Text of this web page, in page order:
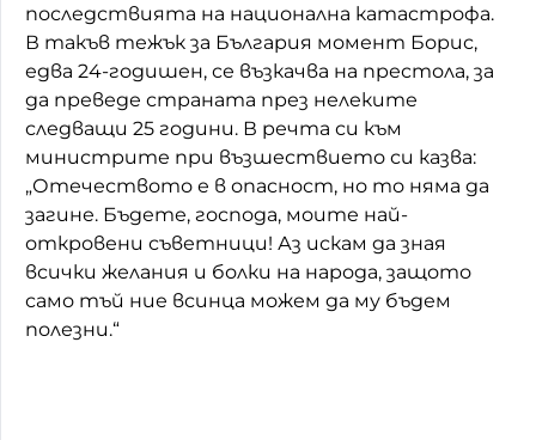
последствията на национална катастрофа.
В такъв тежък за България момент Борис,
едва 24-годишен, се възкачва на престола, за
да преведе страната през нелеките
следващи 25 години. В речта си към
министрите при възшествието си казва:
„Отечеството е в опасност, но то няма да
загине. Бъдете, господа, моите най-
откровени съветници! Аз искам да зная
всички желания и болки на народа, защото
само тъй ние всинца можем да му бъдем
полезни.“